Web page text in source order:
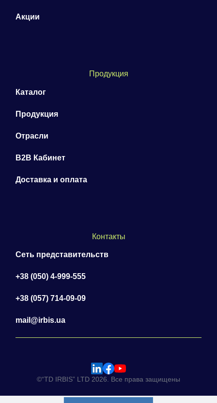
Акции
Продукция
Каталог
Продукция
Отрасли
B2B Кабинет
Доставка и оплата
Контакты
Сеть представительств
+38 (050) 4-999-555
+38 (057) 714-09-09
mail@irbis.ua
©“TD IRBIS” LTD 2026. Все права защищены